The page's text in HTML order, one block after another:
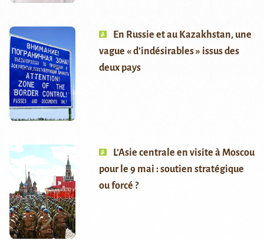
En Russie et au Kazakhstan, une
vague « d’indésirables » issus des
deux pays
L’Asie centrale en visite à Moscou
pour le 9 mai : soutien stratégique
ou forcé ?